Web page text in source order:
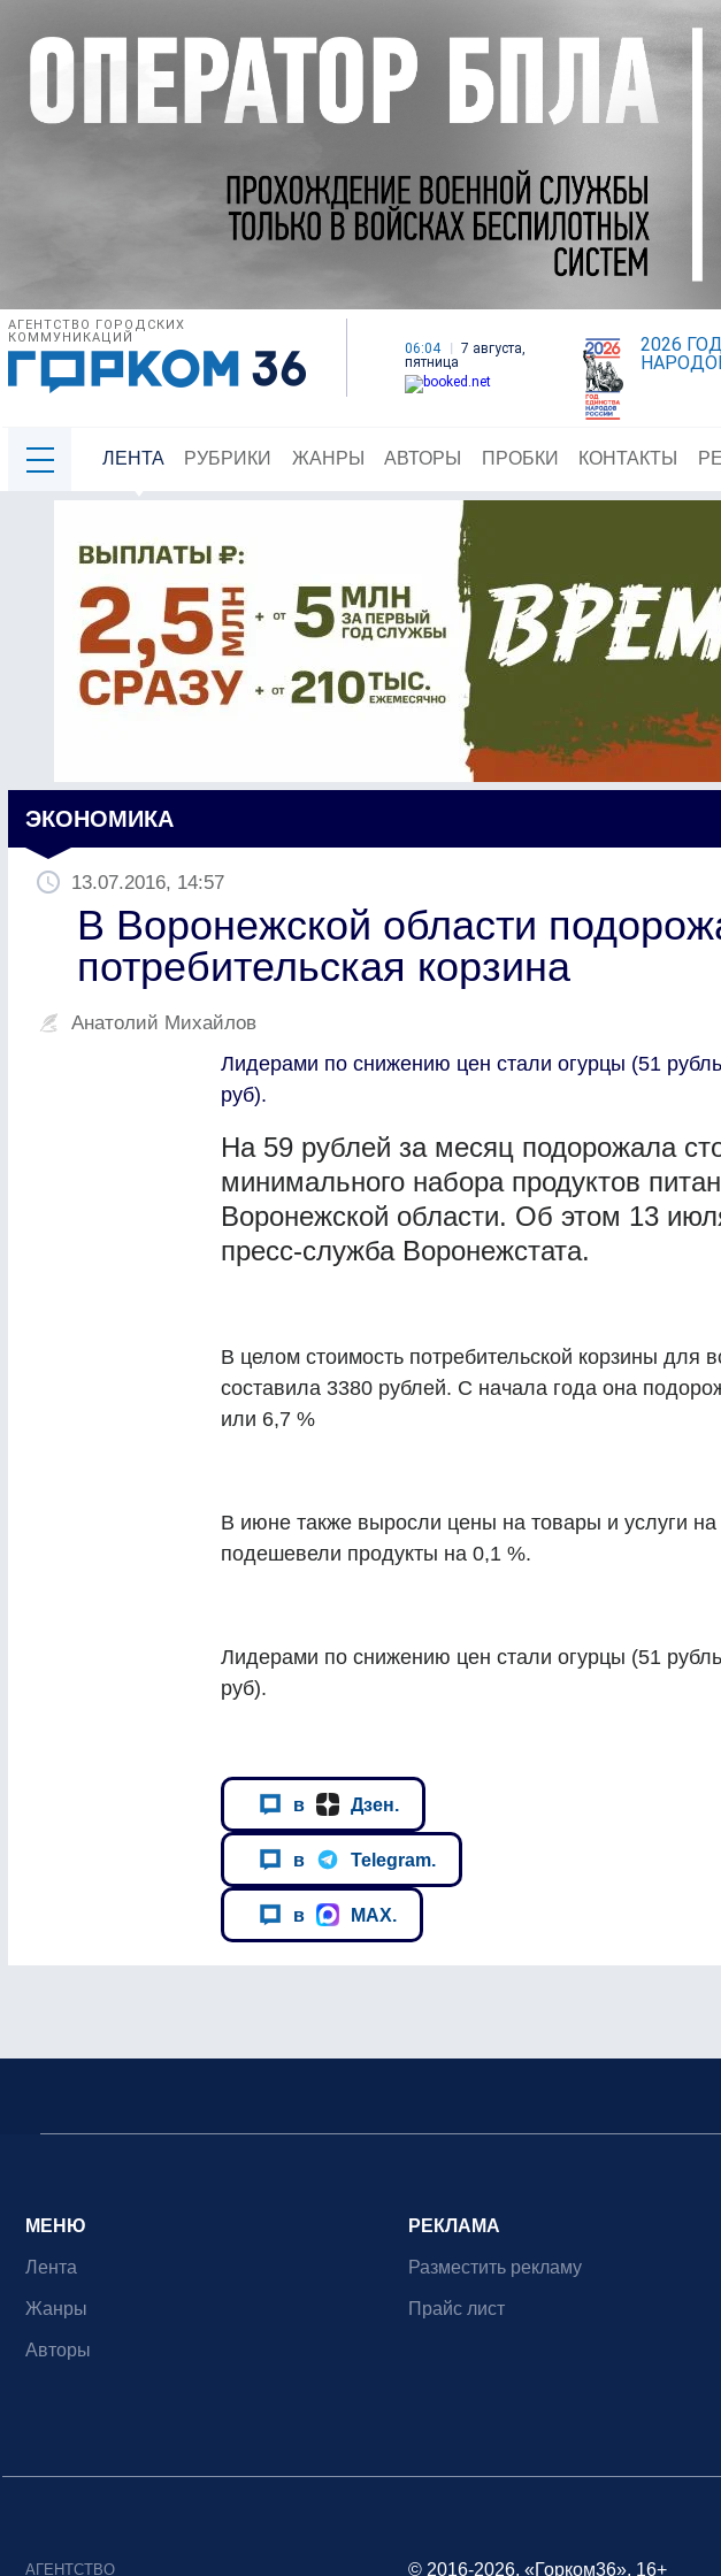
АГЕНТСТВО ГОРОДСКИХ
КОММУНИКАЦИЙ
06:04
7 августа,
пятница
2026
ЛЕНТА РУБРИКИ ЖАНРЫ АВТОРЫ ПРОБКИ КОНТАКТЫ
ЭКОНОМИКА
13.07.2016, 14:57
В Воронежской области
потребительская корзина
Анатолий Михайлов
Лидерами по снижению цен стали огурцы (51
руб).
На 59 рублей за месяц подорожала
минимального набора продуктов
Воронежской области. Об этом 13
пресс-служба Воронежстата.
В целом стоимость потребительской корзины для
составила 3380 рублей. С начала года она
или 6,7 %
В июне также выросли цены на товары и услуги
подешевели продукты на 0,1 %.
Лидерами по снижению цен стали огурцы (51
руб).
в Дзен.
в Telegram.
в MAX.
МЕНЮ
Лента
Жанры
Авторы
РЕКЛАМА
Разместить рекламу
Прайс лист
АГЕНТСТВО © 2016-2026, «Горком36», 16+